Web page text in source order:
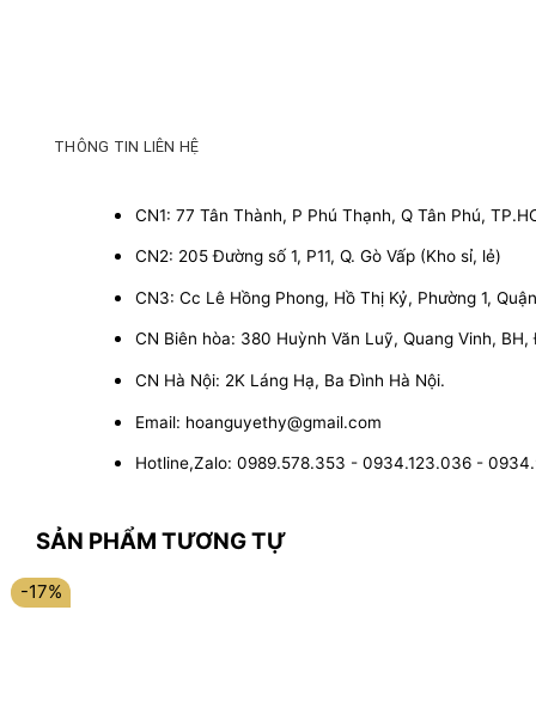
THÔNG TIN LIÊN HỆ
CN1: 77 Tân Thành, P Phú Thạnh, Q Tân Phú,
CN2: 205 Đường số 1, P11, Q. Gò Vấp (Kho sỉ, lẻ)
CN3: Cc Lê Hồng Phong, Hồ Thị Kỷ, Phường 1,
CN Biên hòa: 380 Huỳnh Văn Luỹ, Quang Vinh, BH,
CN Hà Nội: 2K Láng Hạ, Ba Đình Hà Nội.
Email: hoanguyethy@gmail.com
Hotline,Zalo: 0989.578.353 - 0934.123.036 -
SẢN PHẨM TƯƠNG TỰ
-17%